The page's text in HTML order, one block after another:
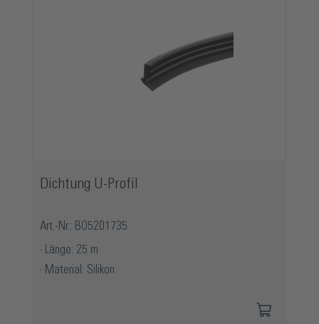
Dichtung U-Profil
Art.-Nr.: BO5201735
Länge: 25 m
Material: Silikon